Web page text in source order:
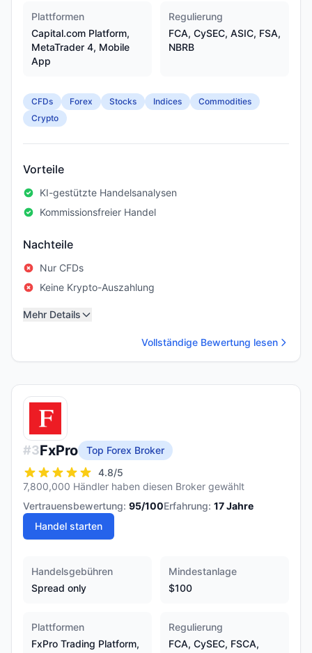
Plattformen
Capital.com Platform,
MetaTrader 4, Mobile
App
Regulierung
FCA, CySEC, ASIC, FSA,
NBRB
CFDs Forex Stocks Indices
Commodities
Crypto
Vorteile
KI-gestützte Handelsanalysen
Kommissionsfreier Handel
Nachteile
Nur CFDs
Keine Krypto-Auszahlung
Mehr Details
Vollständige Bewertung lesen
#3FxPro
Top Forex Broker
4.8/5
7,800,000 Händler haben diesen Broker gewählt
Vertrauensbewertung: 95/100Erfahrung: 17Jahre
Handel starten
Handelsgebühren
Spread only
Mindestanlage
$100
Plattformen
FxPro Trading Platform,
Regulierung
FCA, CySEC, FSCA,